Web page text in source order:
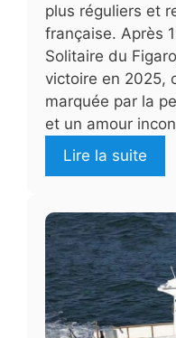
plus réguliers et
française. Après
Solitaire du
victoire en 2025,
marquée par la
et un amour
Lire la suite